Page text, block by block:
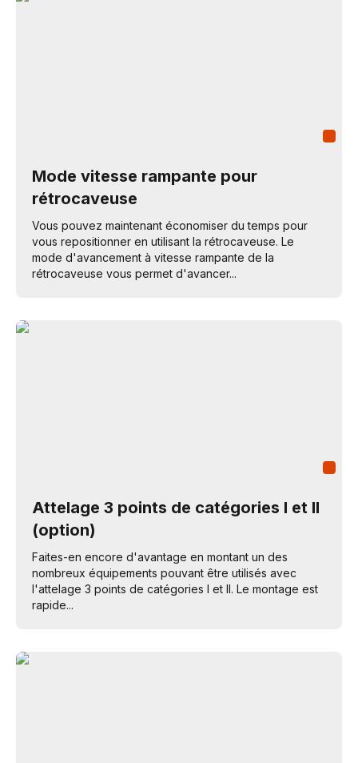
Mode vitesse rampante pour
rétrocaveuse
Vous pouvez maintenant économiser du temps pour
vous repositionner en utilisant la rétrocaveuse. Le
mode d'avancement à vitesse rampante de la
rétrocaveuse vous permet d'avancer...
Attelage 3 points de catégories I et II
(option)
Faites-en encore d'avantage en montant un des
nombreux équipements pouvant être utilisés avec
l'attelage 3 points de catégories I et II. Le montage est
rapide...